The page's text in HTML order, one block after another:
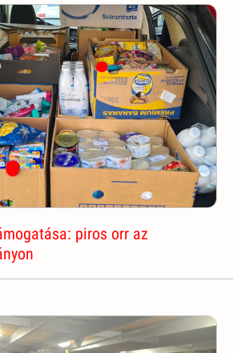
piros orr az